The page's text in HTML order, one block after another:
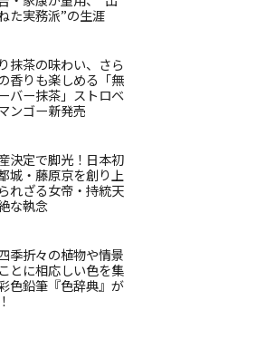
た実務派”の生涯
抹茶の味わい、さら
香りも楽しめる「無
バー抹茶」ストロベ
ンゴー新発売
決定で脚光！日本初
城・藤原京を創り上
れざる女帝・持統天
な執念
季折々の植物や情景
とに相応しい色を集
色鉛筆『色辞典』が